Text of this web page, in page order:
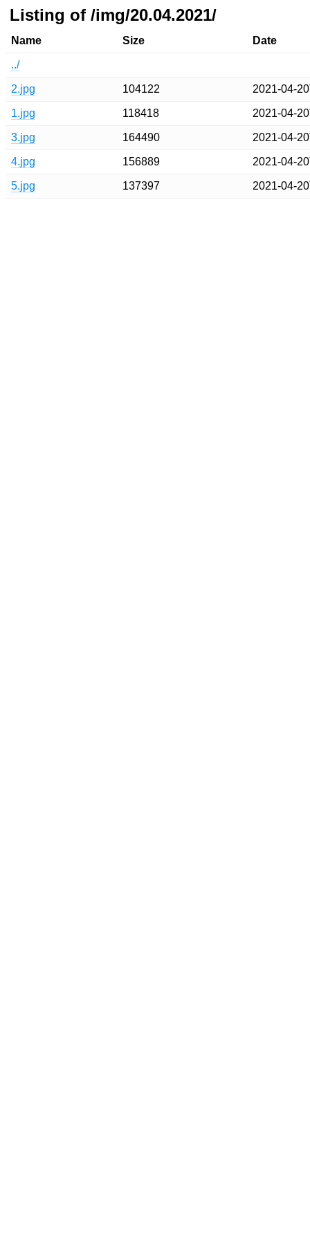
Listing of /img/20.04.2021/
Name Size Date
../
2.jpg 104122 2021-04-
1.jpg 118418 2021-04-
3.jpg 164490 2021-04-
4.jpg 156889 2021-04-
5.jpg 137397 2021-04-